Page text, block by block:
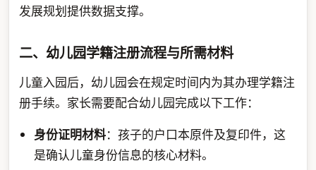
发展规划提供数据支撑。
二、幼儿园学籍注册流程与所需材料
儿童入园后，幼儿园会在规定时间内为其办理学籍注
册手续。家长需要配合幼儿园完成以下工作：
身份证明材料：孩子的户口本原件及复印件，这
是确认儿童身份信息的核心材料。